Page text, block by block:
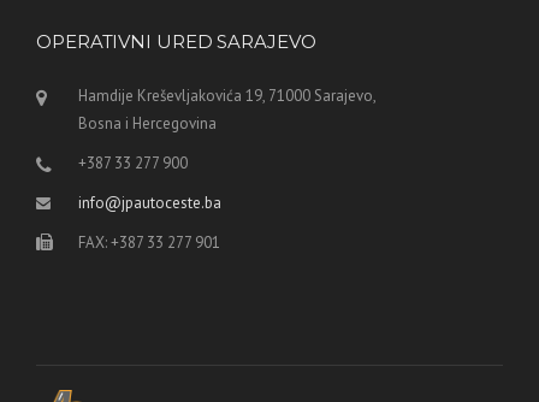
OPERATIVNI URED SARAJEVO
Hamdije Kreševljakovića 19, 71000 Sarajevo,
Bosna i Hercegovina
+387 33 277 900
info@jpautoceste.ba
FAX: +387 33 277 901